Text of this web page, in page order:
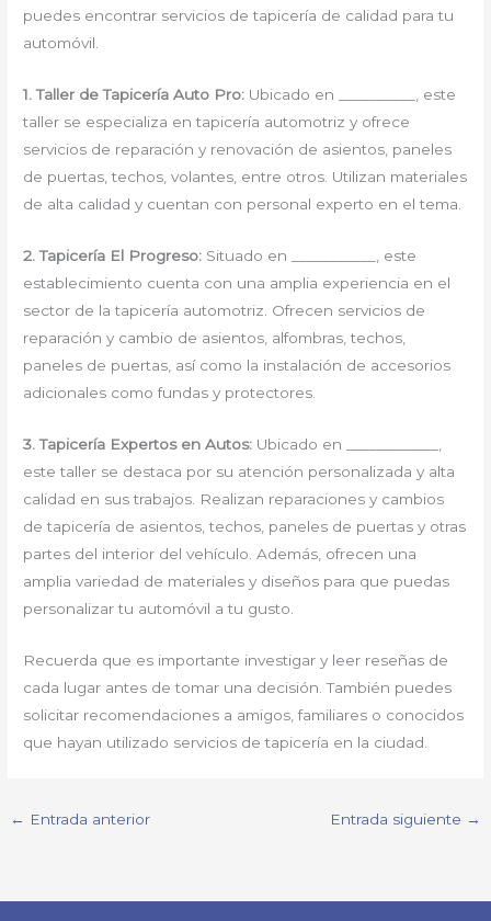
puedes encontrar servicios de tapicería de calidad para tu
automóvil.
1. Taller de Tapicería Auto Pro: Ubicado en __________, este
taller se especializa en tapicería automotriz y ofrece
servicios de reparación y renovación de asientos, paneles
de puertas, techos, volantes, entre otros. Utilizan materiales
de alta calidad y cuentan con personal experto en el tema.
2. Tapicería El Progreso: Situado en ___________, este
establecimiento cuenta con una amplia experiencia en el
sector de la tapicería automotriz. Ofrecen servicios de
reparación y cambio de asientos, alfombras, techos,
paneles de puertas, así como la instalación de accesorios
adicionales como fundas y protectores.
3. Tapicería Expertos en Autos: Ubicado en ____________,
este taller se destaca por su atención personalizada y alta
calidad en sus trabajos. Realizan reparaciones y cambios
de tapicería de asientos, techos, paneles de puertas y otras
partes del interior del vehículo. Además, ofrecen una
amplia variedad de materiales y diseños para que puedas
personalizar tu automóvil a tu gusto.
Recuerda que es importante investigar y leer reseñas de
cada lugar antes de tomar una decisión. También puedes
solicitar recomendaciones a amigos, familiares o conocidos
que hayan utilizado servicios de tapicería en la ciudad.
← Entrada anterior Entrada siguiente →